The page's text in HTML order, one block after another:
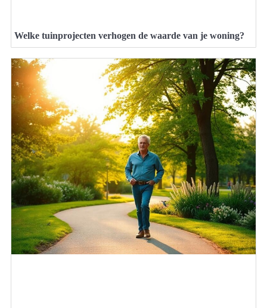
Welke tuinprojecten verhogen de waarde van je woning?